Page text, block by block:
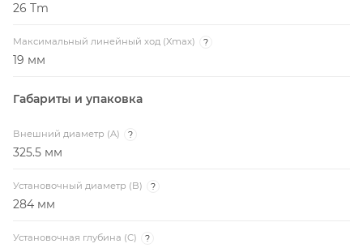
26 Tm
Максимальный линейный ход (Xmax) ?
19 мм
Габариты и упаковка
Внешний диаметр (A) ?
325.5 мм
Установочный диаметр (B) ?
284 мм
Установочная глубина (C) ?